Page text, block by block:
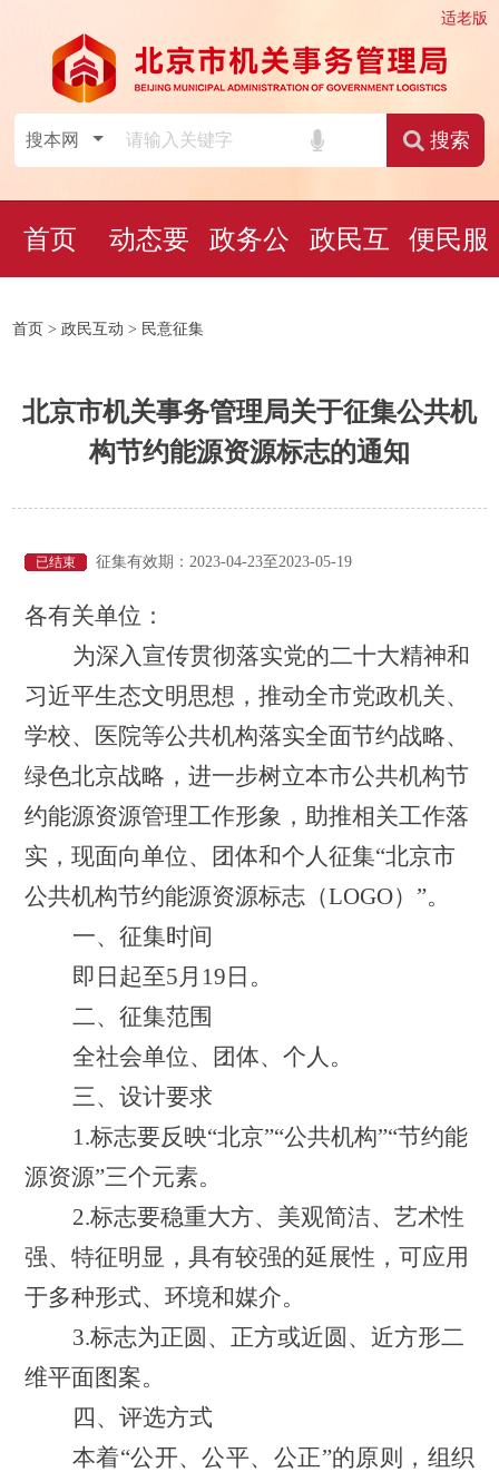
适老版
搜索
首页 动态要
闻
政务公 政民互 便民服
首页 >政民互动 > 民意征集
北京市机关事务管理局关于征集公共机
构节约能源资源标志的通知
已结束 征集有效期：2023-04-23至2023-05-19
各有关单位：
为深入宣传贯彻落实党的二十大精神和
习近平生态文明思想，推动全市党政机关、
学校、医院等公共机构落实全面节约战略、
绿色北京战略，进一步树立本市公共机构节
约能源资源管理工作形象，助推相关工作落
实，现面向单位、团体和个人征集“北京市
公共机构节约能源资源标志（LOGO）”。
一、 征集时间
即日起至5月19日。
二、 征集范围
全社会单位、团体、个人。
三、 设计要求
1.标志要反映“北京”“公共机构”“节约能
源资源”三个元素。
2.标志要稳重大方、美观简洁、艺术性
强、特征明显，具有较强的延展性，可应用
于多种形式、环境和媒介。
3.标志为正圆、正方或近圆、近方形二
维平面图案。
四、评选方式
本着“公开、公平、公正”的原则，组织